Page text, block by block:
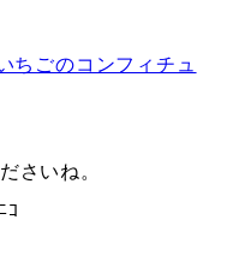
ごのコンフィチュ
さいね。
ｺ